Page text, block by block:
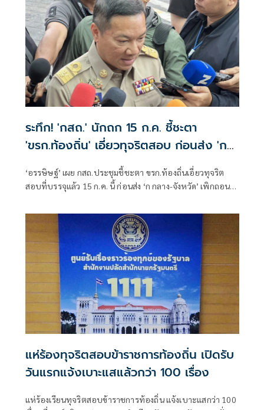
ระทึก! 'กสถ.' นักถก 15 ก.ค. ชี้ชะตา
'ขรก.ท้องถิ่น' เอี่ยวทุจริตสอบ ก่อนส่ง 'ก
กลาง-จังหวัด' เพิกถอนบรรจุ
‘อรรษิษฐ์’ เผย กสถ.ประชุมชี้ชะตา ขรก.ท้องถิ่นเอี่ยวทุจริต
สอบที่บรรจุแล้ว 15 ก.ค. นี้ ก่อนส่ง ‘ก กลาง-จังหวัด’ เพิกถอน
แห่ร้องทุจริตสอบข้าราชการท้องถิ่น เปิดรับ
วันแรกแจ้งเบาะแสแล้วกว่า 100 เรื่อง
แห่ร้องเรียนทุจริตสอบข้าราชการท้องถิ่น แจ้งเบาะแสกว่า 100